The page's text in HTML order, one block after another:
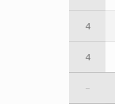
4
4
–